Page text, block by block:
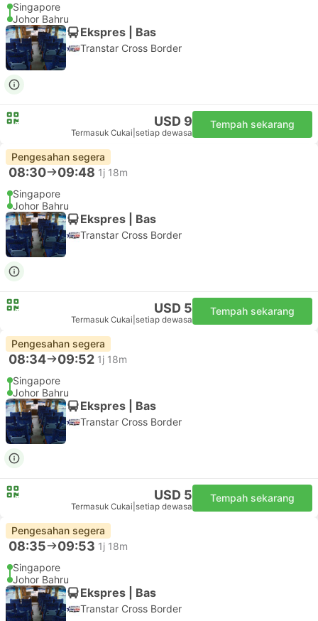
Singapore
Johor Bahru
Ekspres | Bas
Transtar Cross Border
USD 9
Termasuk Cukai setiap dewasa
Tempah sekarang
Pengesahan segera
08:30 09:48 1j 18m
Singapore
Johor Bahru
Ekspres | Bas
Transtar Cross Border
USD 5
Termasuk Cukai setiap dewasa
Tempah sekarang
Pengesahan segera
08:34 09:52 1j 18m
Singapore
Johor Bahru
Ekspres | Bas
Transtar Cross Border
USD 5
Termasuk Cukai setiap dewasa
Tempah sekarang
Pengesahan segera
08:35 09:53 1j 18m
Singapore
Johor Bahru
Ekspres | Bas
Transtar Cross Border